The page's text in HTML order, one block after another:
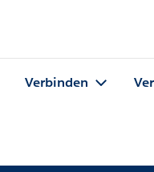
Verbinden